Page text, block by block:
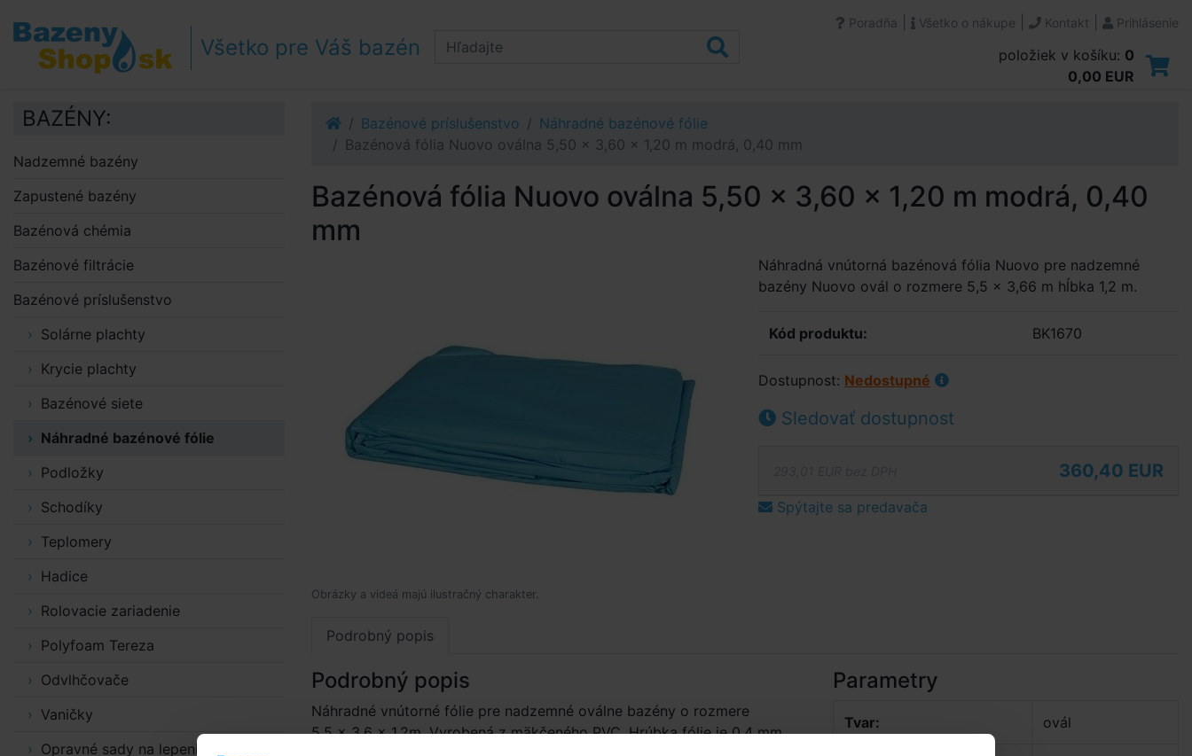
Prejsť na obsah
Prejsť k bočnému stĺpci
Klávesové skratky
Všetko pre Váš bazén
Poradňa Všetko o nákupe Kontakt Prihlásenie
položiek v košíku: 0
0,00 EUR
Bazénové príslušenstvo
Náhradné bazénové fólie
Bazénová fólia Nuovo oválna 5,50 x 3,60 x 1,20 m modrá, 0,40 mm
Bazénová fólia Nuovo oválna 5,50 x 3,60 x 1,20 m modrá, 0,40
mm
Obrázky a videá majú ilustračný charakter.
Náhradná vnútorná bazénová fólia Nuovo pre nadzemné
bazény Nuovo ovál o rozmere 5,5 x 3,66 m hĺbka 1,2 m.
Kód produktu: BK1670
Dostupnost: Nedostupné
Sledovať dostupnost
360,40 EUR
Spýtajte sa predavača
Podrobný popis
Podrobný popis
Náhradné vnútorné fólie pre nadzemné oválne bazény o rozmere
5,5 × 3,6 × 1,2m. Vyrobená z mäkčeného PVC. Hrúbka fólie je 0,4 mm.
Parametry
Tvar: ovál
BAZÉNY:
Nadzemné bazény
Zapustené bazény
Bazénová chémia
Bazénové filtrácie
Bazénové príslušenstvo
Solárne plachty
Krycie plachty
Bazénové siete
Náhradné bazénové fólie
Podložky
Schodíky
Teplomery
Hadice
Rolovacie zariadenie
Polyfoam Tereza
Odvlhčovače
Vaničky
Opravné sady na lepenie